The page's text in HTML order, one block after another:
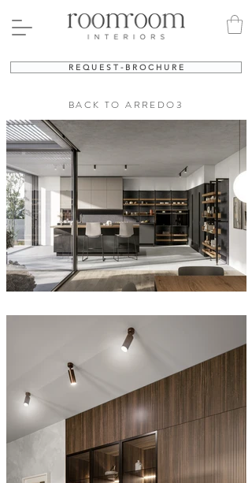
R E Q U E S T - B R O C H U R E
BACK TO ARREDO3